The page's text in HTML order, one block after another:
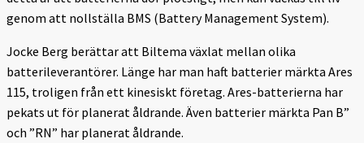
genom att nollställa BMS (Battery Management System).
Jocke Berg berättar att Biltema växlat mellan olika
batterileverantörer. Länge har man haft batterier märkta Ares
115, troligen från ett kinesiskt företag. Ares-batterierna har
pekats ut för planerat åldrande. Även batterier märkta Pan B”
och ”RN” har planerat åldrande.